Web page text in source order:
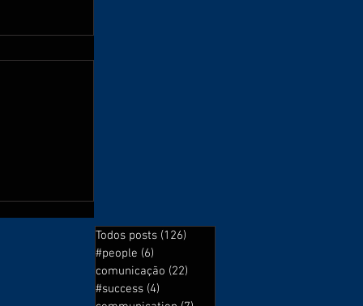
Todos posts (126)
#people (6)
comunicação (22)
#success (4)